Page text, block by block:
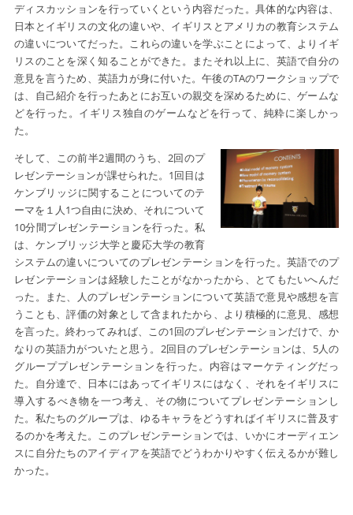
ディスカッションを行っていくという内容だった。具体的な内容は、
日本とイギリスの文化の違いや、イギリスとアメリカの教育システム
の違いについてだった。これらの違いを学ぶことによって、よりイギ
リスのことを深く知ることができた。またそれ以上に、英語で自分の
意見を言うため、英語力が身に付いた。午後のTAのワークショップで
は、自己紹介を行ったあとにお互いの親交を深めるために、ゲームな
どを行った。イギリス独自のゲームなどを行って、純粋に楽しかっ
た。
そして、この前半2週間のうち、2回のプ
レゼンテーションが課せられた。1回目は
ケンブリッジに関することについてのテ
ーマを１人1つ自由に決め、それについて
10分間プレゼンテーションを行った。私
は、ケンブリッジ大学と慶応大学の教育
システムの違いについてのプレゼンテーションを行った。英語でのプ
レゼンテーションは経験したことがなかったから、とてもたいへんだ
った。また、人のプレゼンテーションについて英語で意見や感想を言
うことも、評価の対象として含まれたから、より積極的に意見、感想
を言った。終わってみれば、この1回のプレゼンテーションだけで、か
なりの英語力がついたと思う。2回目のプレゼンテーションは、5人の
グループプレゼンテーションを行った。内容はマーケティングだっ
た。自分達で、日本にはあってイギリスにはなく、それをイギリスに
導入するべき物を一つ考え、その物についてプレゼンテーションし
た。私たちのグループは、ゆるキャラをどうすればイギリスに普及す
るのかを考えた。このプレゼンテーションでは、いかにオーディエン
スに自分たちのアイディアを英語でどうわかりやすく伝えるかが難し
かった。